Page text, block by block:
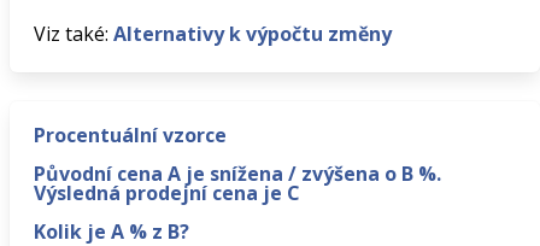
Viz také: Alternativy k výpočtu změny
Procentuální vzorce
Původní cena A je snížena / zvýšena o B %.
Výsledná prodejní cena je C
Kolik je A % z B?